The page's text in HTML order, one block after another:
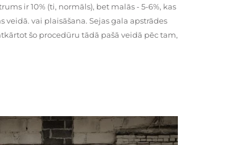
ir 10% (ti, normāls), bet malās - 5-6%, kas
vai plaisāšana. Sejas gala apstrādes
šo procedūru tādā pašā veidā pēc tam,